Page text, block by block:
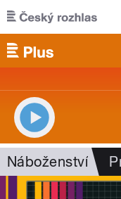
Přejít k hlavnímu obsahu
Náboženství